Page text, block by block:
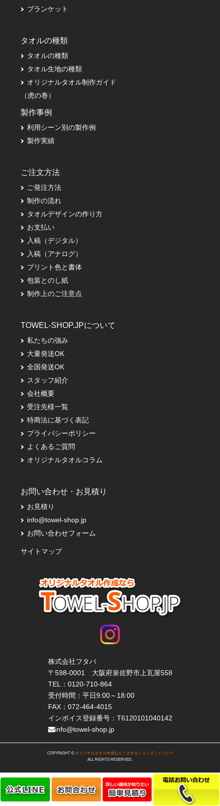
ブランケット
タオルの種類
タオルの種類
タオル生地の種類
オリジナルタオル制作ガイド
（虎の巻）
製作事例
利用シーン別の製作例
製作実績
ご注文方法
ご発注方法
制作の流れ
タオルデザインの作り方
お支払い
入稿（デジタル）
入稿（アナログ）
プリント色と書体
包装とのし紙
制作上のご注意点
TOWEL-SHOP.JPについて
私たちの強み
大量発送OK
全国発送OK
スタッフ紹介
会社概要
受注先様一覧
特商法に基づく表記
プライバシーポリシー
よくあるご質問
オリジナルタオルコラム
お問い合わせ・お見積り
お見積り
info@towel-shop.jp
お問い合わせフォーム
サイトマップ
株式会社フタバ
〒598-0001 大阪府泉佐野市上瓦屋558
TEL： 0120-710-864
受付時間：平日9:00～18:00
FAX：072-464-4015
インボイス登録番号：T6120101040142
info@towel-shop.jp
COPYRIGHT © オリジナルタオル作成なら｜タオルショップジェイピー
ALL RIGHTS RESERVED.